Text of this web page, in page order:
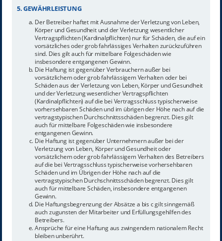
5. GEWÄHRLEISTUNG
Der Betreiber haftet mit Ausnahme der Verletzung von Leben,
Körper und Gesundheit und der Verletzung wesentlicher
Vertragspflichten (Kardinalpflichten) nur für Schäden, die auf ein
vorsätzliches oder grob fahrlässiges Verhalten zurückzuführen
sind. Dies gilt auch für mittelbare Folgeschäden wie
insbesondere entgangenen Gewinn.
Die Haftung ist gegenüber Verbrauchern außer bei
vorsätzlichem oder grob fahrlässigem Verhalten oder bei
Schäden aus der Verletzung von Leben, Körper und Gesundheit
und der Verletzung wesentlicher Vertragspflichten
(Kardinalpflichten) auf die bei Vertragsschluss typischerweise
vorhersehbaren Schäden und im übrigen der Höhe nach auf die
vertragstypischen Durchschnittsschäden begrenzt. Dies gilt
auch für mittelbare Folgeschäden wie insbesondere
entgangenen Gewinn.
Die Haftung ist gegenüber Unternehmern außer bei der
Verletzung von Leben, Körper und Gesundheit oder
vorsätzlichem oder grob fahrlässigem Verhalten des Betreibers
auf die bei Vertragsschluss typischerweise vorhersehbaren
Schäden und im Übrigen der Höhe nach auf die
vertragstypischen Durchschnittsschäden begrenzt. Dies gilt
auch für mittelbare Schäden, insbesondere entgangenen
Gewinn.
Die Haftungsbegrenzung der Absätze a bis c gilt sinngemäß
auch zugunsten der Mitarbeiter und Erfüllungsgehilfen des
Betreibers.
Ansprüche für eine Haftung aus zwingendem nationalem Recht
bleiben unberührt.